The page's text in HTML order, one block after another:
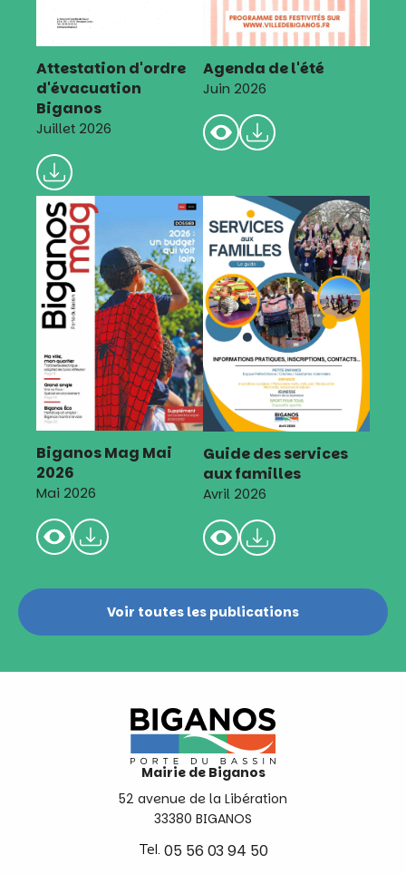
Attestation d'ordre
d'évacuation
Biganos
Juillet 2026
Agenda de l'été
Juin 2026
Biganos Mag Mai
2026
Mai 2026
Guide des services
aux familles
Avril 2026
Voir toutes les publications
Mairie de Biganos
52 avenue de la Libération
33380 BIGANOS
Tel. 05 56 03 94 50